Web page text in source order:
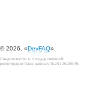
© 2026, «DevFAQ».
Свидетельство о государственной
регистрации базы данных №2012620649.